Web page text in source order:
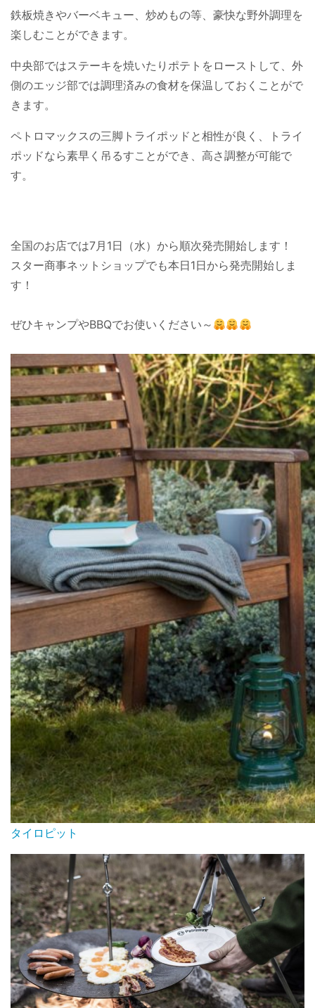
鉄板焼きやバーベキュー、炒めもの等、豪快な野外調理を
楽しむことができます。
中央部ではステーキを焼いたりポテトをローストして、外
側のエッジ部では調理済みの食材を保温しておくことがで
きます。
ペトロマックスの三脚トライポッドと相性が良く、トライ
ポッドなら素早く吊るすことができ、高さ調整が可能で
す。
全国のお店では7月 1日（水）から順次発売開始します！
スター商事ネットショップでも本日1日から発売開始しま
す！
ぜひキャンプやBBQでお使いください～
タイロピット